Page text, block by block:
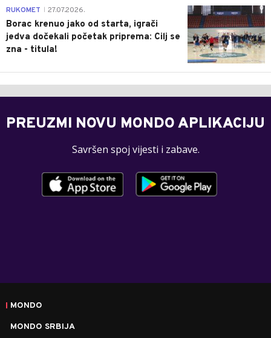
0
RUKOMET 27.07.2026.
Borac krenuo jako od starta, igrači
jedva dočekali početak priprema: Cilj se
zna - titula!
PREUZMI NOVU MONDO APLIKACIJU
Savršen spoj vijesti i zabave.
MONDO
MONDO SRBIJA